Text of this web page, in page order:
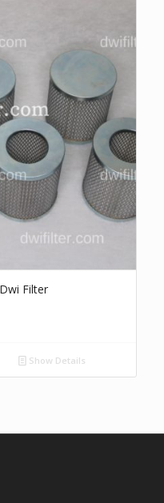
Filter
Show Details